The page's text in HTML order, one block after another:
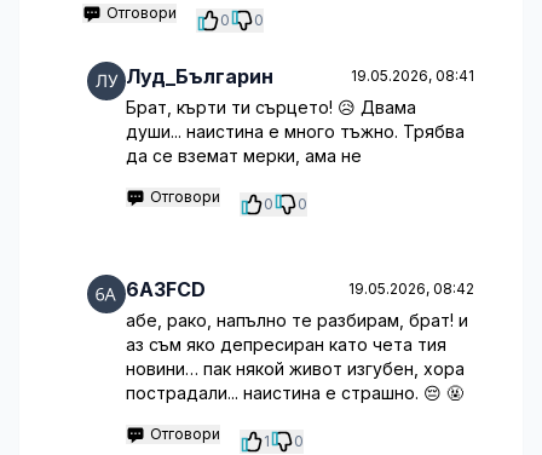
Отговори 0 0
Луд_Българин 19.05.2026, 08:41
Брат, кърти ти сърцето! 😥 Двама
души... наистина е много тъжно. Трябва
да се вземат мерки, ама не
Отговори 0 0
6A3FCD 19.05.2026, 08:42
абе, рако, напълно те разбирам, брат! и
аз съм яко депресиран като чета тия
новини… пак някой живот изгубен, хора
пострадали... наистина е страшно. 😔 🤬
Отговори 1 0